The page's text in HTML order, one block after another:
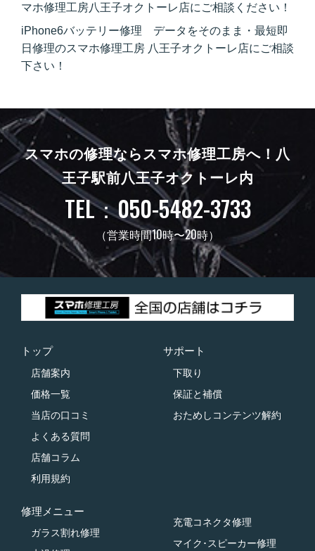
マホ修理工房八王子オクトーレ店にご相談ください！
iPhone6バッテリー修理 データをそのまま・最短即
日修理のスマホ修理工房 八王子オクトーレ店にご相談
下さい！
スマホの修理ならスマホ修理工房へ！ 八
王子駅前八王子オクトーレ内
TEL：050-5482-3733
（営業時間10時〜20時）
トップ
店舗案内
価格一覧
当店の口コミ
よくある質問
店舗コラム
利用規約
サポート
下取り
保証と補償
おためしコンテンツ解約
修理メニュー
ガラス割れ修理
充電コネクタ修理
マイク･スピーカー修理